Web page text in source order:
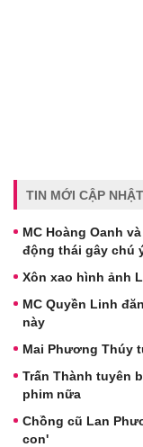
TIN MỚI CẬP NHẬT
MC Hoàng Oanh
động thái gây chú
Xôn xao hình ảnh
MC Quyền Linh
này
Mai Phương Thúy
Trấn Thành tuyên
phim nữa
Chồng cũ Lan
con'